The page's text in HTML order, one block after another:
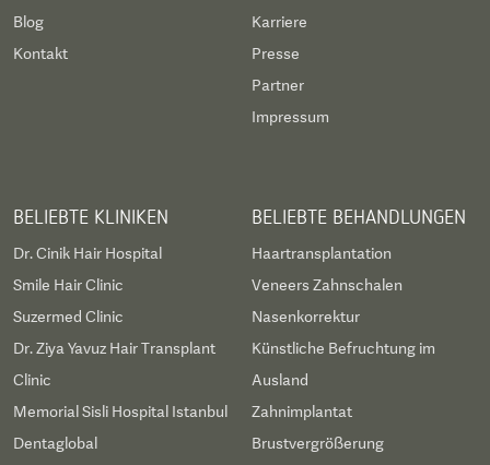
Blog
Kontakt
Karriere
Presse
Partner
Impressum
BELIEBTE KLINIKEN
Dr. Cinik Hair Hospital
Smile Hair Clinic
Suzermed Clinic
Dr. Ziya Yavuz Hair Transplant
Clinic
Memorial Sisli Hospital Istanbul
Dentaglobal
BELIEBTE BEHANDLUNGEN
Haartransplantation
Veneers Zahnschalen
Nasenkorrektur
Künstliche Befruchtung im
Ausland
Zahnimplantat
Brustvergrößerung